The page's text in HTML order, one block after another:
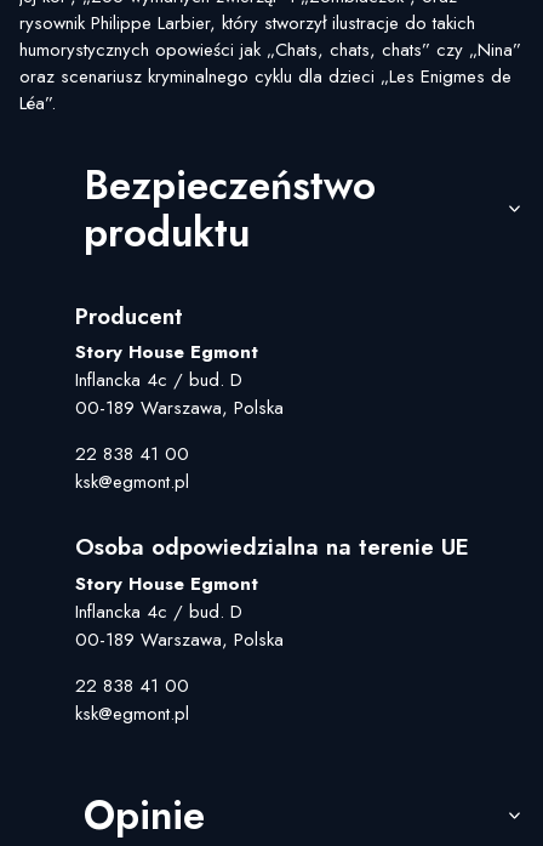
rysownik Philippe Larbier, który stworzył ilustracje do takich
humorystycznych opowieści jak „Chats, chats, chats” czy „Nina”
oraz scenariusz kryminalnego cyklu dla dzieci „Les Enigmes de
Léa”.
Bezpieczeństwo
produktu
Producent
Story House Egmont
Inflancka 4c / bud. D
00-189 Warszawa, Polska
22 838 41 00
ksk@egmont.pl
Osoba odpowiedzialna na terenie UE
Story House Egmont
Inflancka 4c / bud. D
00-189 Warszawa, Polska
22 838 41 00
ksk@egmont.pl
Opinie